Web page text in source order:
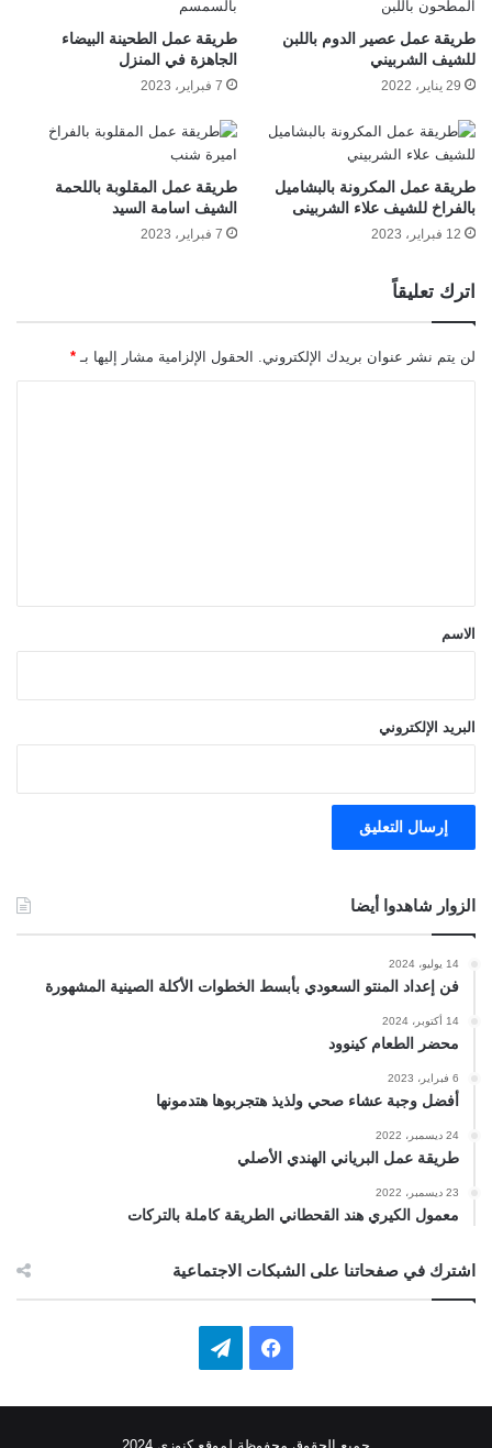
طريقة عمل عصير الدوم باللبن
للشيف الشربيني
29 يناير، 2022
طريقة عمل الطحينة البيضاء
الجاهزة في المنزل
7 فبراير، 2023
طريقة عمل المكرونة بالبشاميل
بالفراخ للشيف علاء الشربينى
12 فبراير، 2023
طريقة عمل المقلوبة باللحمة
الشيف اسامة السيد
7 فبراير، 2023
اترك تعليقاً
لن يتم نشر عنوان بريدك الإلكتروني. الحقول الإلزامية مشار إليها بـ *
*الاسم
البريد الإلكتروني
الزوار شاهدوا أيضا
14 يوليو، 2024
فن إعداد المنتو السعودي بأبسط الخطوات الأكلة الصينية المشهورة
14 أكتوبر، 2024
محضر الطعام كينوود
6 فبراير، 2023
أفضل وجبة عشاء صحي ولذيذ هتجربوها هتدمونها
24 ديسمبر، 2022
طريقة عمل البرياني الهندي الأصلي
23 ديسمبر، 2022
معمول الكيري هند القحطاني الطريقة كاملة بالتركات
اشترك في صفحاتنا على الشبكات الاجتماعية
س
ل